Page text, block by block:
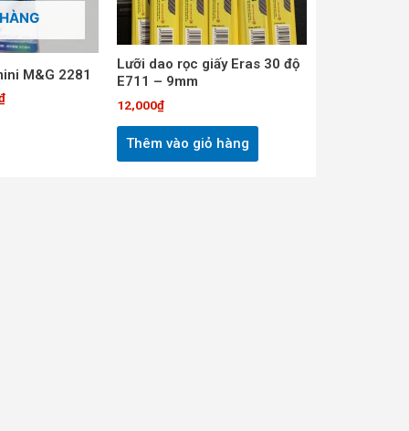
M&G 2281
Lưỡi dao rọc giấy Eras 30 độ
E711 – 9mm
12,000₫
Thêm vào giỏ hàng